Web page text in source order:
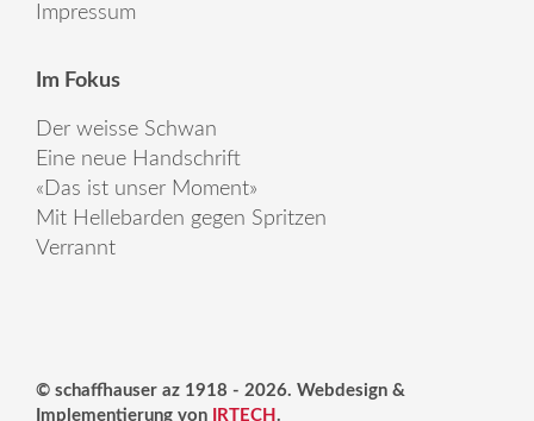
Impressum
Im Fokus
Der weisse Schwan
Eine neue Handschrift
«Das ist unser Moment»
Mit Hellebarden gegen Spritzen
Verrannt
© schaffhauser az 1918 - 2026. Webdesign &
Implementierung von
IRTECH .